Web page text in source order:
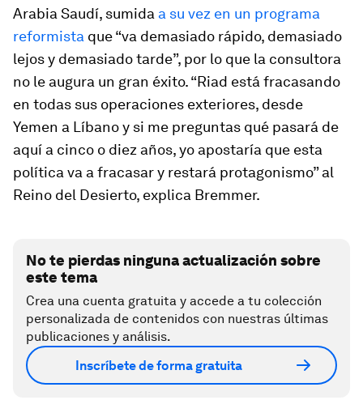
Arabia Saudí, sumida a su vez en un programa
reformista que “va demasiado rápido, demasiado
lejos y demasiado tarde”, por lo que la consultora
no le augura un gran éxito. “Riad está fracasando
en todas sus operaciones exteriores, desde
Yemen a Líbano y si me preguntas qué pasará de
aquí a cinco o diez años, yo apostaría que esta
política va a fracasar y restará protagonismo” al
Reino del Desierto, explica Bremmer.
No te pierdas ninguna actualización sobre
este tema
Crea una cuenta gratuita y accede a tu colección
personalizada de contenidos con nuestras últimas
publicaciones y análisis.
Inscríbete de forma gratuita